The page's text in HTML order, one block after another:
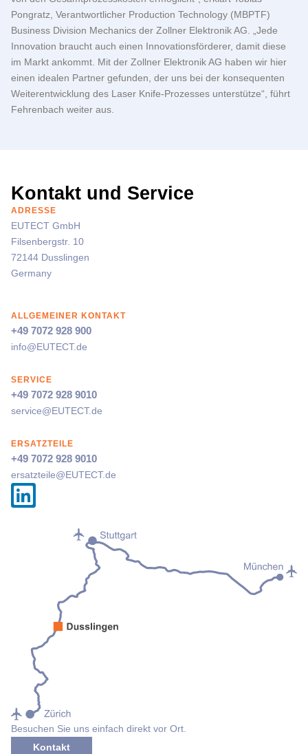
Pongratz, Verantwortlicher Production Technology (MBPTF)
Business Division Mechanics der Zollner Elektronik AG. „Jede
Innovation braucht auch einen Innovationsförderer, damit diese
im Markt ankommt. Mit der Zollner Elektronik AG haben wir hier
einen idealen Partner gefunden, der uns bei der konsequenten
Weiterentwicklung des Laser Knife-Prozesses unterstütze“, führt
Fehrenbach weiter aus.
Kontakt und Service
ADRESSE
EUTECT GmbH
Filsenbergstr. 10
72144 Dusslingen
Germany
ALLGEMEINER KONTAKT
+49 7072 928 900
info@EUTECT.de
SERVICE
+49 7072 928 9010
service@EUTECT.de
ERSATZTEILE
+49 7072 928 9010
ersatzteile@EUTECT.de
Besuchen Sie uns einfach direkt vor Ort.
Kontakt